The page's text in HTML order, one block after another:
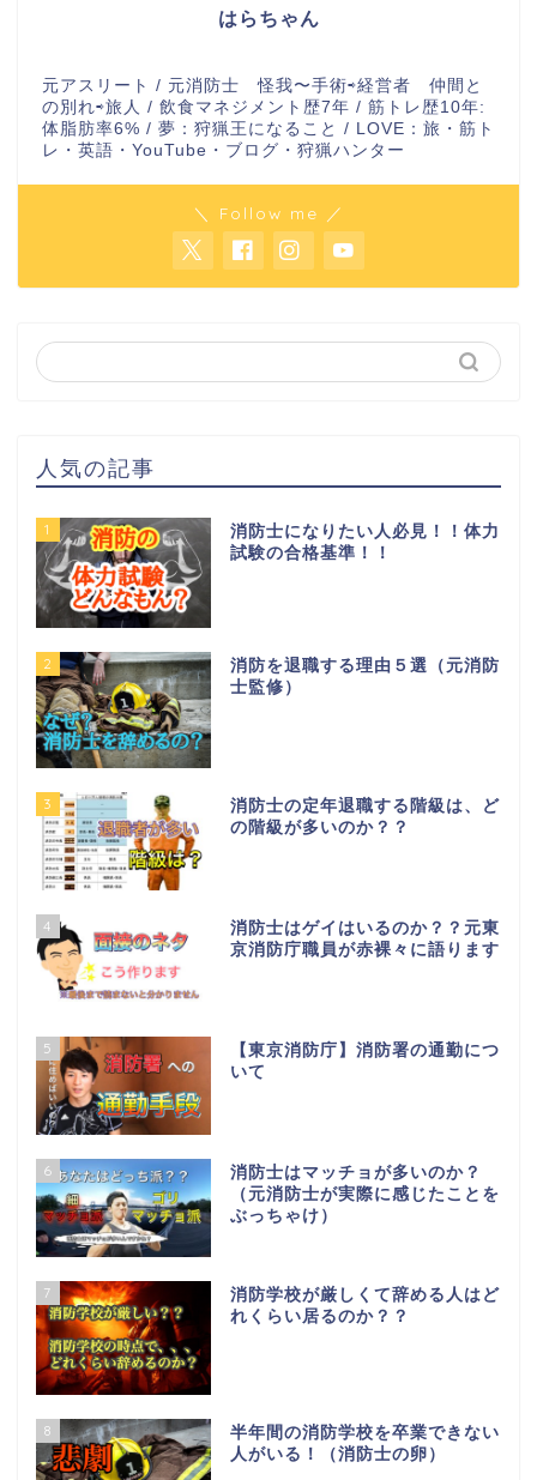
はらちゃん
元アスリート / 元消防士 怪我〜手術⇨経営者 仲間と
の別れ⇨旅人 / 飲食マネジメント歴7年 / 筋トレ歴10年:
体脂肪率6% / 夢：狩猟王になること / LOVE：旅・筋ト
レ・英語・YouTube・ブログ・狩猟ハンター
＼ Follow me ／
人気の記事
1
消防士になりたい人必見！！体力
試験の合格基準！！
2
消防を退職する理由５選（元消防
士監修）
3
消防士の定年退職する階級は、ど
の階級が多いのか？？
4
消防士はゲイはいるのか？？元東
京消防庁職員が赤裸々に語ります
5
【東京消防庁】消防署の通勤につ
いて
6
消防士はマッチョが多いのか？
（元消防士が実際に感じたことを
ぶっちゃけ）
7
消防学校が厳しくて辞める人はど
れくらい居るのか？？
8
半年間の消防学校を卒業できない
人がいる！（消防士の卵）